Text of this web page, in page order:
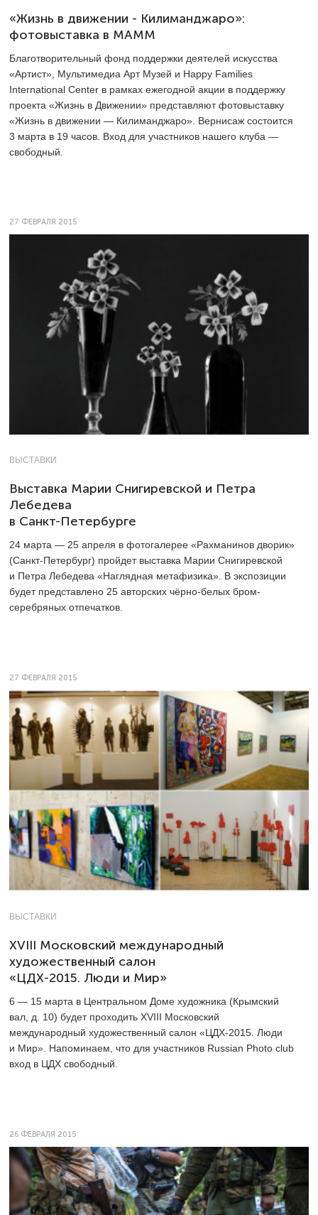
«Жизнь в движении - Килиманджаро»:
фотовыставка в МАММ
Благотворительный фонд поддержки деятелей искусства
«Артист», Мультимедиа Арт Музей и Happy Families
International Center в рамках ежегодной акции в поддержку
проекта «Жизнь в Движении» представляют фотовыставку
«Жизнь в движении — Килиманджаро». Вернисаж состоится
3 марта в 19 часов. Вход для участников нашего клуба —
свободный.
27 ФЕВРАЛЯ 2015
ВЫСТАВКИ
Выставка Марии Снигиревской и Петра
Лебедева
в Санкт-Петербурге
24 марта — 25 апреля в фотогалерее «Рахманинов дворик»
(Санкт-Петербург) пройдет выставка Марии Снигиревской
и Петра Лебедева «Наглядная метафизика». В экспозиции
будет представлено 25 авторских чёрно-белых бром-
серебряных отпечатков.
27 ФЕВРАЛЯ 2015
ВЫСТАВКИ
XVIII Московский международный
художественный салон
«ЦДХ-2015. Люди и Мир»
6 — 15 марта в Центральном Доме художника (Крымский
вал, д. 10) будет проходить XVIII Московский
международный художественный салон «ЦДХ-2015. Люди
и Мир». Напоминаем, что для участников Russian Photo club
вход в ЦДХ свободный.
26 ФЕВРАЛЯ 2015